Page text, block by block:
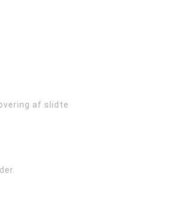
af slidte